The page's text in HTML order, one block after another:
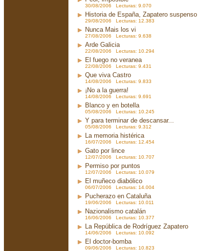
30/08/2006 Lecturas: 9.070
Historia de España, Zapatero suspenso
29/08/2006 Lecturas: 12.383
Nunca Mais los vi
27/08/2006 Lecturas: 9.638
Arde Galicia
22/08/2006 Lecturas: 10.294
El fuego no veranea
22/08/2006 Lecturas: 9.431
Que viva Castro
14/08/2006 Lecturas: 9.833
¡No a la guerra!
14/08/2006 Lecturas: 9.691
Blanco y en botella
05/08/2006 Lecturas: 10.245
Y para terminar de descansar...
05/08/2006 Lecturas: 9.312
La memoria histérica
16/07/2006 Lecturas: 12.454
Gato por lince
12/07/2006 Lecturas: 10.707
Permiso por puntos
12/07/2006 Lecturas: 10.079
El muñeco diabólico
06/07/2006 Lecturas: 14.004
Pucherazo en Cataluña
19/06/2006 Lecturas: 10.011
Nazionalismo catalán
16/06/2006 Lecturas: 10.377
La República de Rodríguez Zapatero
14/06/2006 Lecturas: 10.092
El doctor-bomba
09/06/2006 Lecturas: 10.823